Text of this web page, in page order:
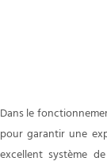
Dans le
pour garantir une
excellent système